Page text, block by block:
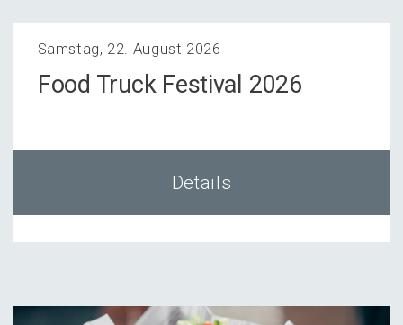
Samstag, 22. August 2026
Food Truck Festi­val 2026
Details